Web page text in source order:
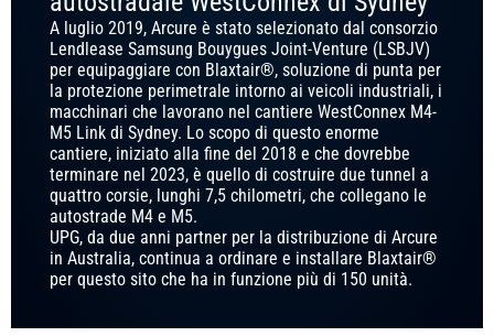
A luglio 2019, Arcure è stato selezionato dal consorzio
Lendlease Samsung Bouygues Joint-Venture (LSBJV)
per equipaggiare con Blaxtair®, soluzione di punta per
la protezione perimetrale intorno ai veicoli industriali, i
macchinari che lavorano nel cantiere WestConnex M4-
M5 Link di Sydney. Lo scopo di questo enorme
cantiere, iniziato alla fine del 2018 e che dovrebbe
terminare nel 2023, è quello di costruire due tunnel a
quattro corsie, lunghi 7,5 chilometri, che collegano le
autostrade M4 e M5.
UPG, da due anni partner per la distribuzione di Arcure
in Australia, continua a ordinare e installare Blaxtair®
per questo sito che ha in funzione più di 150 unità.